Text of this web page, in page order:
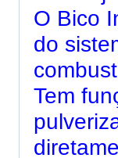
O Bico
do
Tem